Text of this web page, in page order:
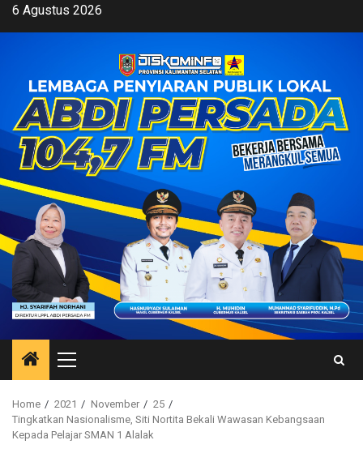
Skip6 Agustus 2026
Primary
Menu
Home 2021 November
25
Tingkatkan Nasionalisme, Siti Nortita Bekali Wawasan Kebangsaan
Kepada Pelajar SMAN 1 Alalak